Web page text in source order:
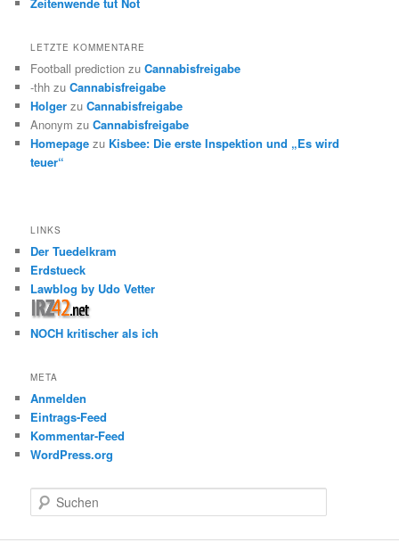
LETZTE KOMMENTARE
Football prediction zuCannabisfreigabe
-thh zuCannabisfreigabe
Holger zuCannabisfreigabe
Anonym zuCannabisfreigabe
Homepage zu Kisbee: Die erste Inspektion und „Es wird
teuer“
LINKS
Der Tuedelkram
Erdstueck
Lawblog by Udo Vetter
NOCH kritischer als ich
META
Anmelden
Eintrags-Feed
Kommentar-Feed
WordPress.org
u